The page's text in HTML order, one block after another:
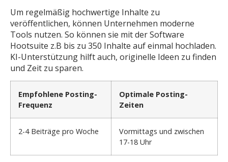
Um regelmäßig hochwertige Inhalte zu
veröffentlichen, können Unternehmen moderne
Tools nutzen. So können sie mit der Software
Hootsuite z.B bis zu 350 Inhalte auf einmal hochladen.
KI-Unterstützung hilft auch, originelle Ideen zu finden
und Zeit zu sparen.
Empfohlene Posting-
Frequenz
Optimale Posting-
Zeiten
2-4 Beiträge pro Woche
Vormittags und zwischen
17-18 Uhr